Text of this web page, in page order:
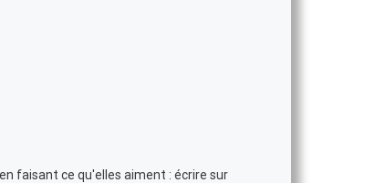
faisant ce qu'elles aiment : écrire sur